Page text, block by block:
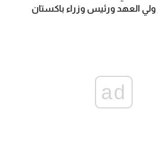
ولي العهد ورئيس وزراء باكستان
ad